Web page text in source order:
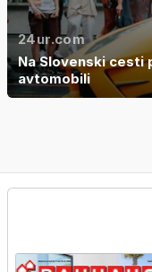
24ur.com
Na Slovenski
avtomobili